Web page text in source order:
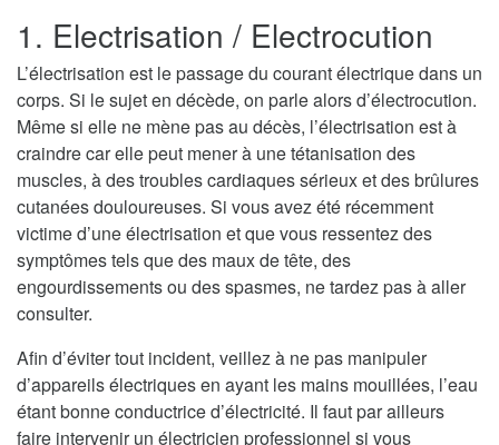
1. Electrisation / Electrocution
L’électrisation est le passage du courant électrique dans un
corps. Si le sujet en décède, on parle alors d’électrocution.
Même si elle ne mène pas au décès, l’électrisation est à
craindre car elle peut mener à une tétanisation des
muscles, à des troubles cardiaques sérieux et des brûlures
cutanées douloureuses. Si vous avez été récemment
victime d’une électrisation et que vous ressentez des
symptômes tels que des maux de tête, des
engourdissements ou des spasmes, ne tardez pas à aller
consulter.
Afin d’éviter tout incident, veillez à ne pas manipuler
d’appareils électriques en ayant les mains mouillées, l’eau
étant bonne conductrice d’électricité. Il faut par ailleurs
faire intervenir un électricien professionnel si vous